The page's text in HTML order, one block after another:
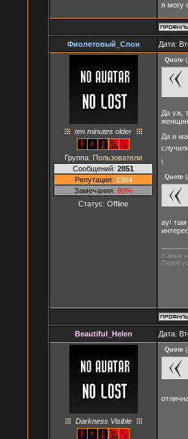
я могу
Фиолетовый_Слон Дата:
ten minutes older
Группа: Пользователи
Сообщений: 2851
Репутация: 1364
Замечания: 80%
Статус: Offline
Quote (
Да уж,
женщин
Да и
\
Quote (
ау! там
У меня
Перед
Beautiful_Helen Дата:
Darkness Visible
Quote (